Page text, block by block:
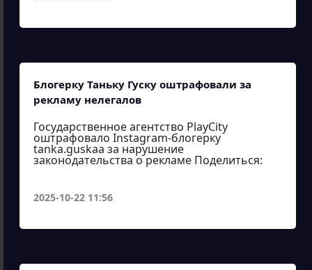
Блогерку Таньку Гуску оштрафовали за
рекламу нелегалов
Государственное агентство PlayCity
оштрафовало Instagram-блогерку
tanka.guskaa за нарушение
законодательства о рекламе Поделиться:
2025-10-22 11:56